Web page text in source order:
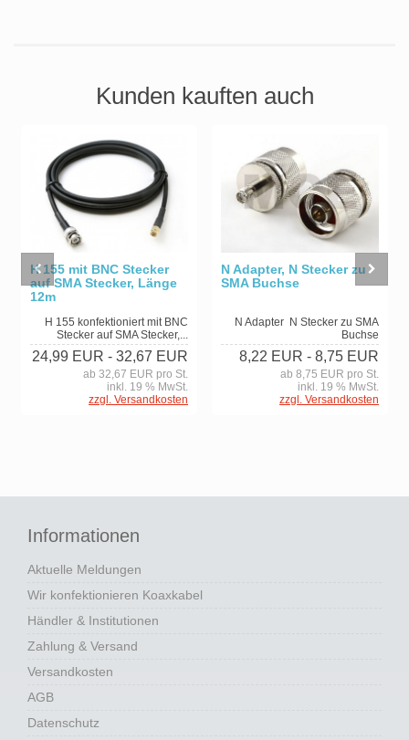
Kunden kauften auch
H 155 mit BNC Stecker
auf SMA Stecker, Länge
12m
H 155 konfektioniert mit BNC
Stecker auf SMA Stecker,...
24,99 EUR - 32,67 EUR
ab 32,67 EUR pro St.
inkl. 19 % MwSt.
zzgl. Versandkosten
N Adapter, N Stecker zu
SMA Buchse
N Adapter N Stecker zu SMA
Buchse
8,22 EUR - 8,75 EUR
ab 8,75 EUR pro St.
inkl. 19 % MwSt.
zzgl. Versandkosten
Informationen
Aktuelle Meldungen
Wir konfektionieren Koaxkabel
Händler & Institutionen
Zahlung & Versand
Versandkosten
AGB
Datenschutz